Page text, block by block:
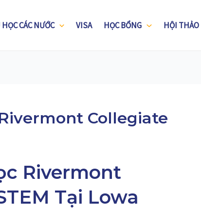
CÁC NƯỚC VISA HỌC BỔNG HỘI THẢO
Collegiate
Rivermont
Tại Lowa